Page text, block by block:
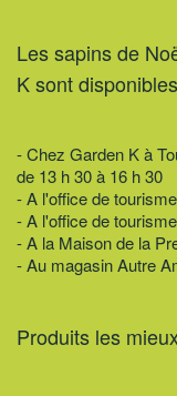
Les sapins de
K sont
- Chez Garden K à
de 13 h 30 à 16 h 30
- A l'office de
- A l'office de
- A la Maison de la
- Au magasin Autre
Produits les